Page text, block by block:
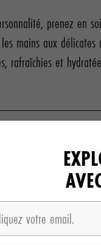
prenez en
mains aux
rafraîchies et